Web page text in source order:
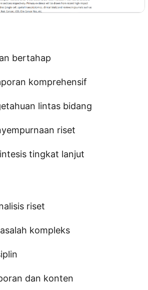
bertahap
komprehensif
lintas bidang
riset
tingkat lanjut
riset
kompleks
dan konten